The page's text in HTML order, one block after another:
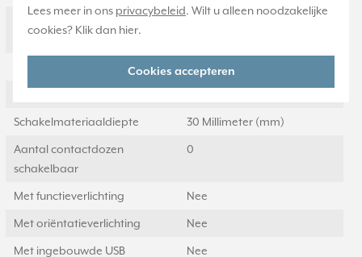
Lees meer in ons privacybeleid. Wilt u alleen noodzakelijke
cookies? Klik dan hier.
Cookies accepteren
Schakelmateriaalbreedte 70 Millimeter (mm)
Schakelmateriaaldiepte 30 Millimeter (mm)
Aantal contactdozen
schakelbaar
0
Met functieverlichting Nee
Met oriëntatieverlichting Nee
Met ingebouwde USB
Nee